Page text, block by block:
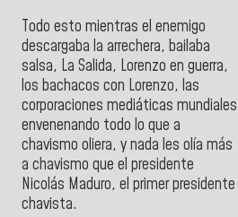
Todo esto mientras el enemigo
descargaba la arrechera, bailaba
salsa, La Salida, Lorenzo en guerra,
los bachacos con Lorenzo, las
corporaciones mediáticas mundiales
envenenando todo lo que a
chavismo oliera, y nada les olía más
a chavismo que el presidente
Nicolás Maduro, el primer presidente
chavista.